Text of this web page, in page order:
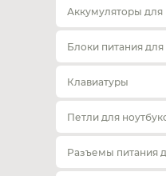
Аккумуляторы для
Блоки питания для
Клавиатуры
Петли для
Разъемы питания